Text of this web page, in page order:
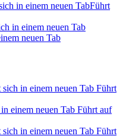
in einem neuen TabFührt
in einem neuen Tab
neuen Tab
in einem neuen Tab Führt
einem neuen Tab Führt auf
in einem neuen Tab Führt